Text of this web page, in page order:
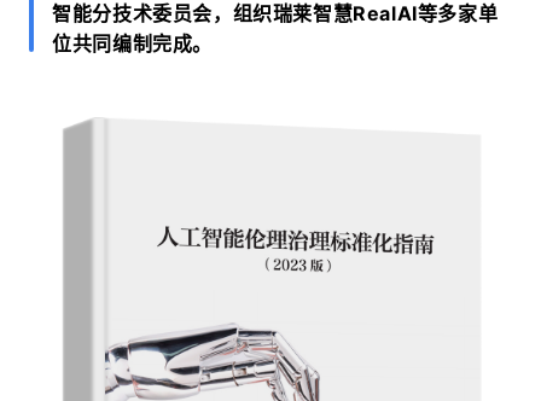
智能分技术委员会，组织瑞莱智慧RealAI等多家单
位共同编制完成。